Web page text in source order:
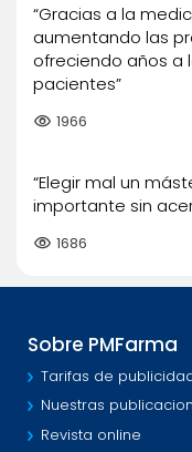
“Gracias a la
aumentando las
ofreciendo años a
pacientes”
visibility 1966
“Elegir mal un
importante sin
visibility 1686
Sobre PMFarma
Tarifas de
Nuestras
Revista online